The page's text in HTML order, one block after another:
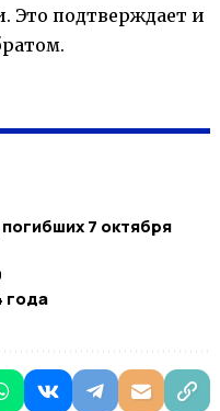
Это подтверждает и
7 октября
года